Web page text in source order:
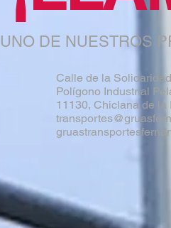
UNO DE NUESTROS
Calle de la
Polígono Industrial
11130, Chiclana de la